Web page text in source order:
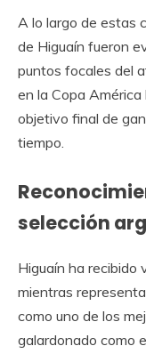
A lo largo de estas
de Higuaín fueron
puntos focales del
en la Copa
objetivo final de
tiempo.
selección
Higuaín ha recibido
mientras
como uno de los
galardonado como